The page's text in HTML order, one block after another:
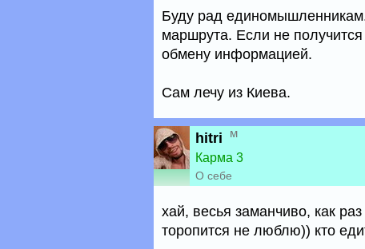
Буду рад
маршрута. Если не
обмену информацией.
Сам лечу из Киева.
hitri
м
Карма 3
О себе
хай, весья заманчиво, как
торопится не люблю)) кто